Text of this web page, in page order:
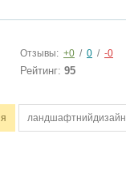
Отзывы: +0 / 0 / -0
Рейтинг: 95
ландшафтнийдизайн